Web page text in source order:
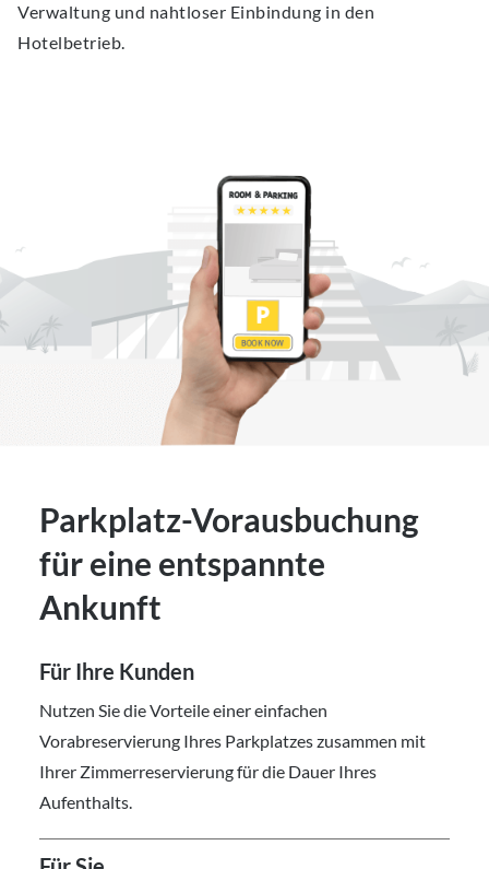
Verwaltung und nahtloser Einbindung in den
Hotelbetrieb.
Parkplatz-Vorausbuchung
für eine entspannte
Ankunft
Für Ihre Kunden
Nutzen Sie die Vorteile einer einfachen
Vorabreservierung Ihres Parkplatzes zusammen mit
Ihrer Zimmerreservierung für die Dauer Ihres
Aufenthalts.